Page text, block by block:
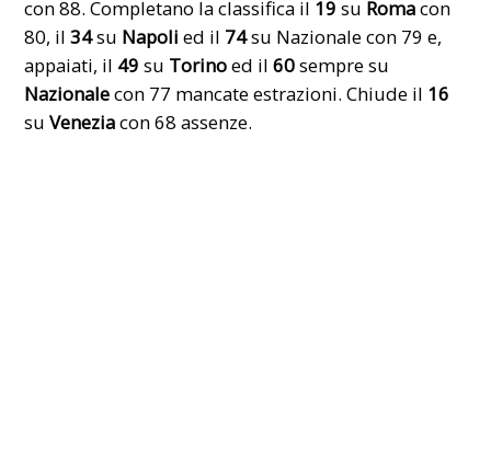
con 88. Completano la classifica il 19su Romacon
80, il34su Napolied il 74su Nazionale con 79 e,
appaiati, il 49su Torinoed il60sempre su
Nazionalecon 77 mancate estrazioni. Chiude il 16
suVeneziacon 68 assenze.